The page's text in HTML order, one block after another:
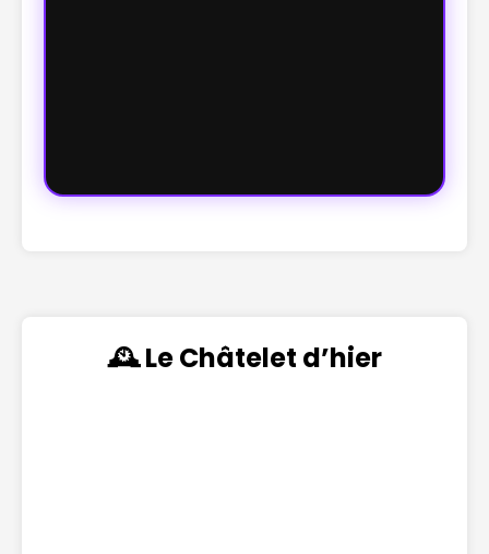
🕰️ Le Châtelet d’hier